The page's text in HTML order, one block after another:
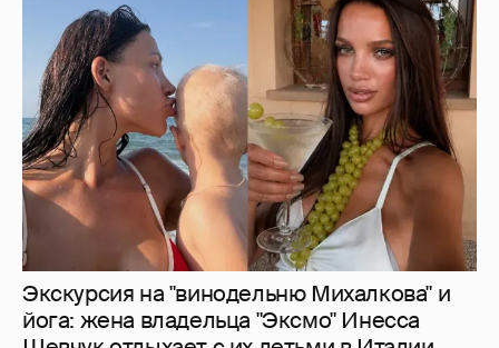
Экскурсия на "винодельню Михалкова" и
йога: жена владельца "Эксмо" Инесса
Шевчук отдыхает с их детьми в Италии
10